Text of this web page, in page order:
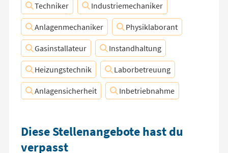
Techniker Industriemechaniker
Anlagenmechaniker Physiklaborant
Gasinstallateur Instandhaltung
Heizungstechnik Laborbetreuung
Anlagensicherheit Inbetriebnahme
Diese Stellenangebote hast du
verpasst